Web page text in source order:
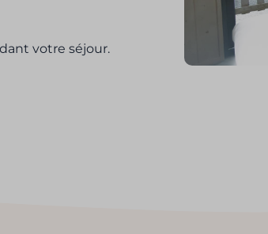
votre séjour.